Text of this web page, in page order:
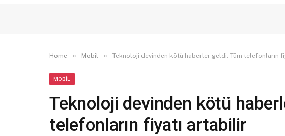
Home » Mobil » Teknoloji devinden kötü haberler geldi: Tüm telefonların
MOBIL
Teknoloji devinden kötü
telefonların fiyatı artabilir